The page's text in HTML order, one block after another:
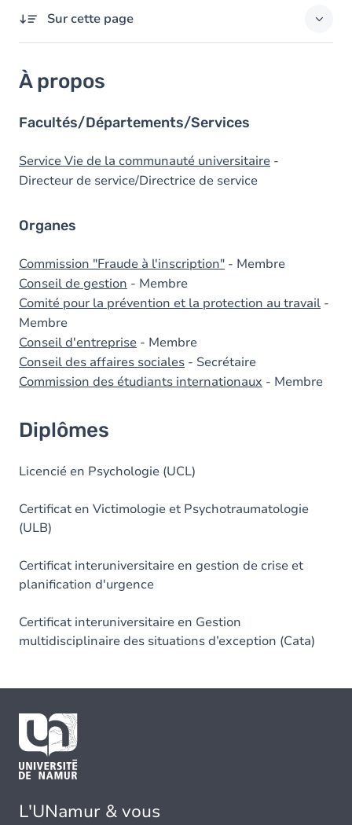
Sur cette page
Diplômes
À propos
Facultés/Départements/Services
Service Vie de la communauté universitaire -
Directeur de service/Directrice de service
Organes
Commission "Fraude à l'inscription" - Membre
Conseil de gestion - Membre
Comité pour la prévention et la protection au travail -
Membre
Conseil d'entreprise - Membre
Conseil des affaires sociales - Secrétaire
Commission des étudiants internationaux - Membre
Diplômes
Licencié en Psychologie (UCL)
Certificat en Victimologie et Psychotraumatologie
(ULB)
Certificat interuniversitaire en gestion de crise et
planification d'urgence
Certificat interuniversitaire en Gestion
multidisciplinaire des situations d’exception (Cata)
L'UNamur & vous